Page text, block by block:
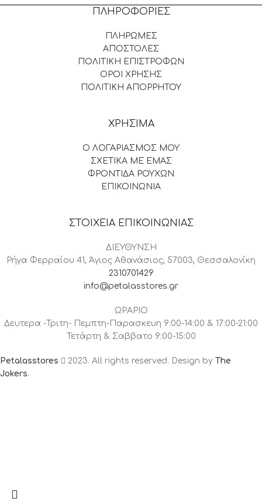
ΠΛΗΡΟΦΟΡΙΕΣ
ΠΛΗΡΩΜΕΣ
ΑΠΟΣΤΟΛΕΣ
ΠΟΛΙΤΙΚΗ ΕΠΙΣΤΡΟΦΩΝ
ΟΡΟΙ ΧΡΗΣΗΣ
ΠΟΛΙΤΙΚΗ ΑΠΟΡΡΗΤΟΥ
ΧΡΗΣΙΜΑ
Ο ΛΟΓΑΡΙΑΣΜΟΣ ΜΟΥ
ΣΧΕΤΙΚΑ ΜΕ ΕΜΑΣ
ΦΡΟΝΤΙΔΑ ΡΟΥΧΩΝ
ΕΠΙΚΟΙΝΩΝΙΑ
ΣΤΟΙΧΕΙΑ ΕΠΙΚΟΙΝΩΝΙΑΣ
ΔΙΕΥΘΥΝΣΗ
Ρήγα Φερραίου 41, Άγιος Αθανάσιος, 57003, Θεσσαλονίκη
2310701429
info@petalasstores.gr
ΩΡΑΡΙΟ
Δευτερα -Τριτη- Πεμπτη-Παρασκευη 9:00-14:00 & 17:00-21:00
Τετάρτη & Σαββατο 9:00-15:00
Petalasstores 2023. All rights reserved. Design by The
Jokers.